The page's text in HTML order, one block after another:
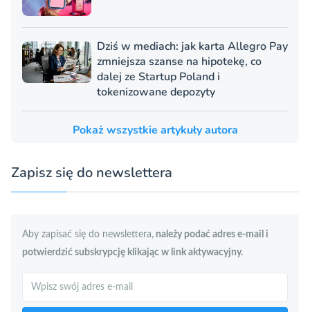
Dziś w mediach: jak karta Allegro Pay
zmniejsza szanse na hipotekę, co
dalej ze Startup Poland i
tokenizowane depozyty
Pokaż wszystkie artykuły autora
Zapisz się do newslettera
Aby zapisać się do newslettera, należy podać adres e-mail i
potwierdzić subskrypcję klikając w link aktywacyjny.